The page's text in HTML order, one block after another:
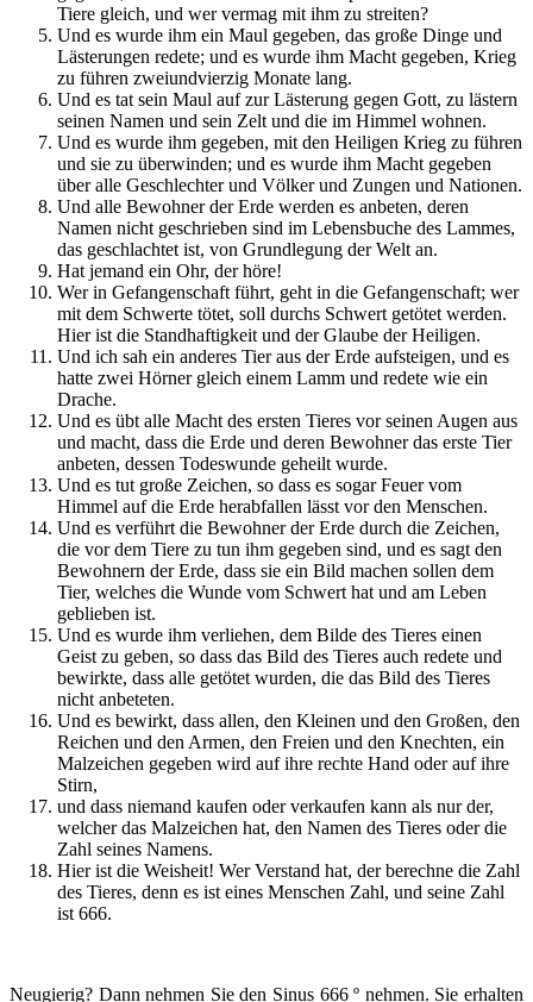
Tiere gleich, und wer vermag mit ihm zu streiten?
Und es wurde ihm ein Maul gegeben, das große Dinge und
Lästerungen redete; und es wurde ihm Macht gegeben, Krieg
zu führen zweiundvierzig Monate lang.
Und es tat sein Maul auf zur Lästerung gegen Gott, zu lästern
seinen Namen und sein Zelt und die im Himmel wohnen.
Und es wurde ihm gegeben, mit den Heiligen Krieg zu führen
und sie zu überwinden; und es wurde ihm Macht gegeben
über alle Geschlechter und Völker und Zungen und Nationen.
Und alle Bewohner der Erde werden es anbeten, deren
Namen nicht geschrieben sind im Lebensbuche des Lammes,
das geschlachtet ist, von Grundlegung der Welt an.
Hat jemand ein Ohr, der höre!
Wer in Gefangenschaft führt, geht in die Gefangenschaft; wer
mit dem Schwerte tötet, soll durchs Schwert getötet werden.
Hier ist die Standhaftigkeit und der Glaube der Heiligen.
Und ich sah ein anderes Tier aus der Erde aufsteigen, und es
hatte zwei Hörner gleich einem Lamm und redete wie ein
Drache.
Und es übt alle Macht des ersten Tieres vor seinen Augen aus
und macht, dass die Erde und deren Bewohner das erste Tier
anbeten, dessen Todeswunde geheilt wurde.
Und es tut große Zeichen, so dass es sogar Feuer vom
Himmel auf die Erde herabfallen lässt vor den Menschen.
Und es verführt die Bewohner der Erde durch die Zeichen,
die vor dem Tiere zu tun ihm gegeben sind, und es sagt den
Bewohnern der Erde, dass sie ein Bild machen sollen dem
Tier, welches die Wunde vom Schwert hat und am Leben
geblieben ist.
Und es wurde ihm verliehen, dem Bilde des Tieres einen
Geist zu geben, so dass das Bild des Tieres auch redete und
bewirkte, dass alle getötet wurden, die das Bild des Tieres
nicht anbeteten.
Und es bewirkt, dass allen, den Kleinen und den Großen, den
Reichen und den Armen, den Freien und den Knechten, ein
Malzeichen gegeben wird auf ihre rechte Hand oder auf ihre
Stirn,
und dass niemand kaufen oder verkaufen kann als nur der,
welcher das Malzeichen hat, den Namen des Tieres oder die
Zahl seines Namens.
Hier ist die Weisheit! Wer Verstand hat, der berechne die Zahl
des Tieres, denn es ist eines Menschen Zahl, und seine Zahl
ist 666.
Neugierig? Dann nehmen Sie den Sinus 666 º nehmen. Sie erhalten